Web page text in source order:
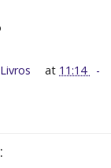
at 11:14